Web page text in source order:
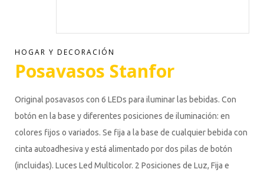
HOGAR Y DECORACIÓN
Posavasos Stanfor
Original posavasos con 6 LEDs para iluminar las bebidas. Con
botón en la base y diferentes posiciones de iluminación: en
colores fijos o variados. Se fija a la base de cualquier bebida con
cinta autoadhesiva y está alimentado por dos pilas de botón
(incluidas). Luces Led Multicolor. 2 Posiciones de Luz, Fija e